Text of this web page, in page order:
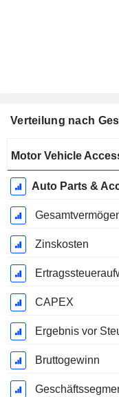
Verteilung nach
Geschäftsjahres:
Dezember
Motor Vehicle
Auto Parts &
Zinskosten
CAPEX
Ergebnis vor
Bruttogewinn